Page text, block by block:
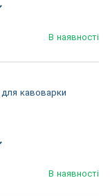
В наявності
кавоварки
В наявності